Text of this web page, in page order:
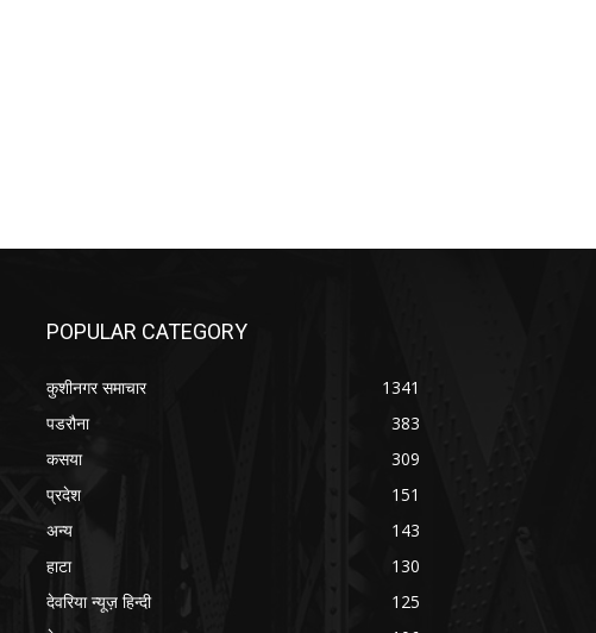
POPULAR CATEGORY
कुशीनगर समाचार
1341
पडरौना
383
कसया
309
प्रदेश
151
अन्य
143
हाटा
130
देवरिया न्यूज़ हिन्दी
125